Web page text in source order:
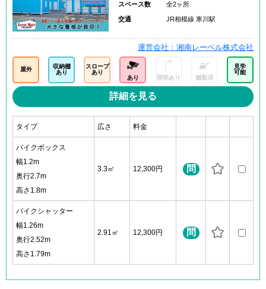
スペース数 全2ヶ所
交通 JR相模線 寒川駅
運営会社：湘南レーベル株式会社
屋外
収納棚
あり
スロープ
あり
あり 照明あり 舗装済
見学
可能
詳細を見る
タイプ 広さ 料金
バイクボックス
幅1.2m
奥行2.7m
高さ1.8m
3.3㎡ 12,300円 問
バイクシャッター
幅1.26m
奥行2.52m
高さ1.79m
2.91㎡ 12,300円 問